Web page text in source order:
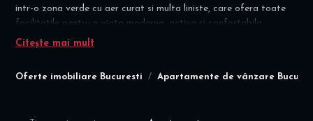
Oferte imobiliare Bucuresti Apartamente de vânzare
intr-o zona verde cu aer curat si multa liniste, care ofera toate
facilitatile pentru o viata moderna, activa si confortabila.
Disponibilitate imediata!
Apartamentul este decomandat, situat la etajul 2+M, intr-un
compartimentat dupa cum urmeaza:
Citește mai mult